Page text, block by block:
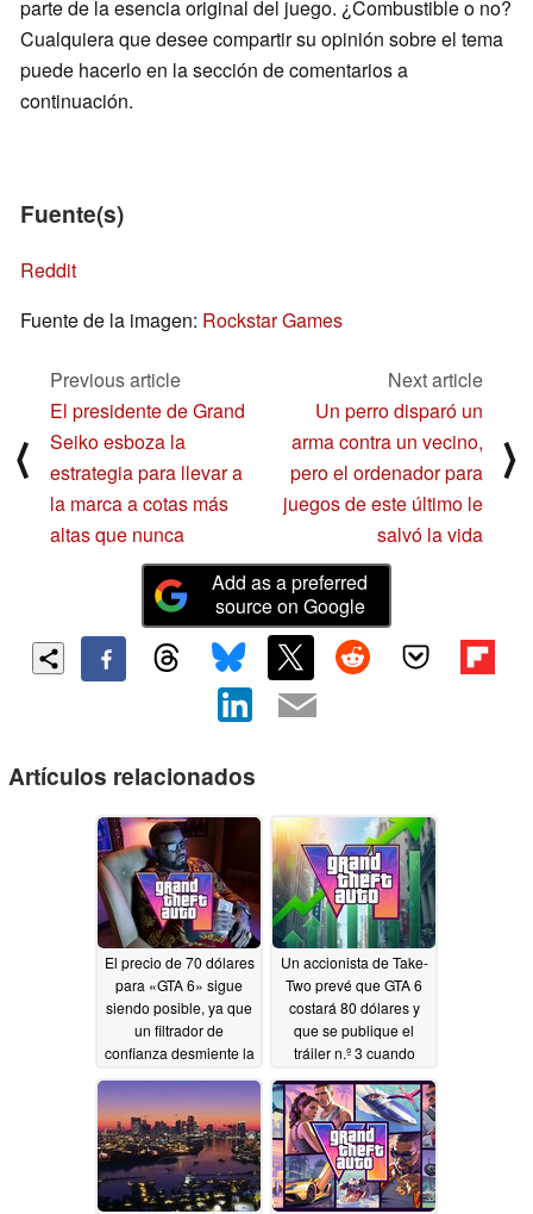
parte de la esencia original del juego. ¿Combustible o no?
Cualquiera que desee compartir su opinión sobre el tema
puede hacerlo en la sección de comentarios a
continuación.
Fuente(s)
Reddit
Fuente de la imagen: Rockstar Games
⟨
Previous article
El presidente de Grand
Seiko esboza la
estrategia para llevar a
la marca a cotas más
altas que nunca
Next article
Un perro disparó un
arma contra un vecino,
pero el ordenador para
juegos de este último le
salvó la vida
⟩
Add as a preferred
source on Google
Artículos relacionados
El precio de 70 dólares
para «GTA 6» sigue
siendo posible, ya que
un filtrador de
confianza desmiente la
dólares06/22/2026
Un accionista de Take-
Two prevé que GTA 6
costará 80 dólares y
que se publique el
tráiler n.º 3 cuando
reservas06/20/2026